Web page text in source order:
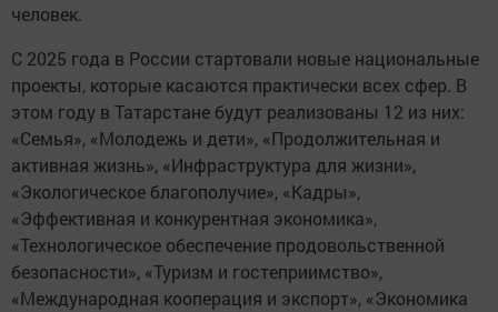
человек.
С 2025 года в России стартовали новые национальные
проекты, которые касаются практически всех сфер. В
этом году в Татарстане будут реализованы 12 из них:
«Семья», «Молодежь и дети», «Продолжительная и
активная жизнь», «Инфраструктура для жизни»,
«Экологическое благополучие», «Кадры»,
«Эффективная и конкурентная экономика»,
«Технологическое обеспечение продовольственной
безопасности», «Туризм и гостеприимство»,
«Международная кооперация и экспорт», «Экономика